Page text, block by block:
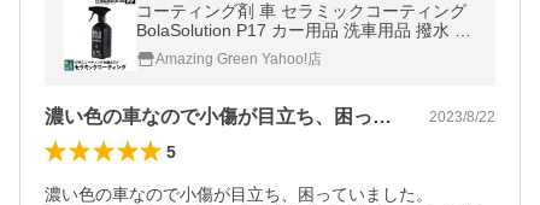
コーティング剤 車 セラミックコーティング
BolaSolution P17 カー用品 洗車用品 撥水 ガ
ラスコーティング ワックス カーコーティン
グAmazing Green Yahoo!店
濃い色の車なので小傷が目立ち、困ってい… 2023/8/22
5
濃い色の車なので小傷が目立ち、困っていました。